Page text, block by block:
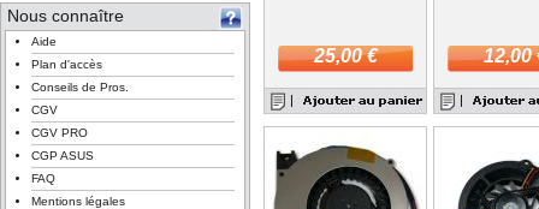
Nous connaître
Aide
Plan d'accès
Conseils de Pros.
CGV
CGV PRO
CGP ASUS
FAQ
Mentions légales
25,00 € 12,00